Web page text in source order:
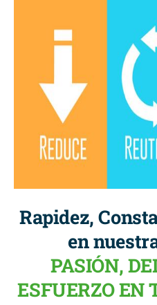
Rapidez,
en
PASIÓN,
ESFUERZO EN